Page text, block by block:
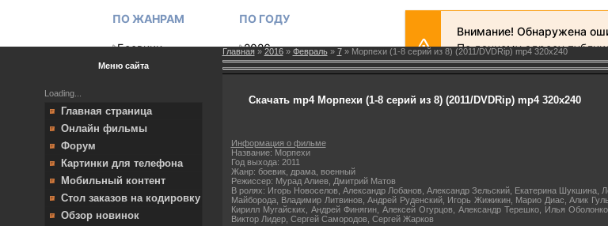
Меню сайта
Loading...
Главная страница
Онлайн фильмы
Форум
Картинки для телефона
Мобильный контент
Стол заказов на кодировку
Обзор новинок
Главная» 2016 » Февраль » 7» Морпехи (1-8 серий из 8) (2011/DVDRip) mp4 320х240
Скачать mp4 Морпехи (1-8 серий из 8) (2011/DVDRip) mp4 320х240
Информация о фильме
Название: Морпехи
Год выхода: 2011
Жанр: боевик, драма, военный
Режиссер: Мурад Алиев, Дмитрий Матов
В ролях: Игорь Новоселов, Александр Лобанов, Александр Зельский, Екатерина
Майборода, Владимир Литвинов, Андрей Руденский, Игорь Жижикин, Марио Диас, Алик
Кирилл Мугайских, Андрей Финягин, Алексей Огурцов, Александр Терешко, Илья
Виктор Лидер, Сергей Самородов, Сергей Жарков